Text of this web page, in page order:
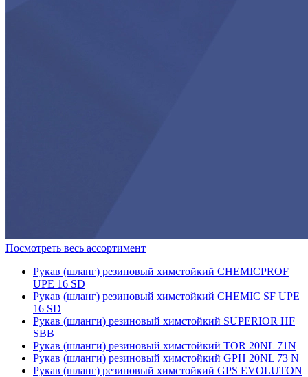
Посмотреть весь ассортимент
Рукав (шланг) резиновый химстойкий CHEMIСPROF
UPE 16 SD
Рукав (шланг) резиновый химстойкий CHEMIС SF UPE
16 SD
Рукав (шланги) резиновый химстойкий SUPERIOR HF
SBB
Рукав (шланги) резиновый химстойкий TOR 20NL 71N
Рукав (шланги) резиновый химстойкий GPH 20NL 73 N
Рукав (шланг) резиновый химстойкий GPS EVOLUTON